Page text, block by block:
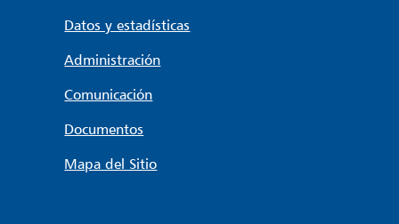
Datos y estadísticas
Administración
Comunicación
Documentos
Mapa del Sitio